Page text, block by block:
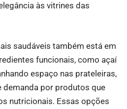
às vitrines das
saudáveis também está em
funcionais, como açaí
espaço nas prateleiras,
demanda por produtos que
nutricionais. Essas opções